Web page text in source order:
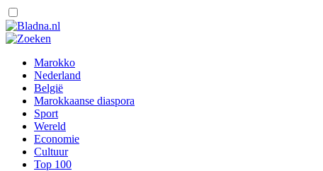
Marokko
Nederland
België
Marokkaanse diaspora
Sport
Wereld
Economie
Cultuur
Top 100